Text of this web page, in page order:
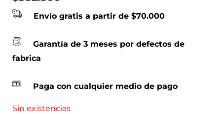
Envío gratis a partir de $70.000
Garantía de 3 meses por defectos de
fabrica
Paga con cualquier medio de pago
Sin existencias